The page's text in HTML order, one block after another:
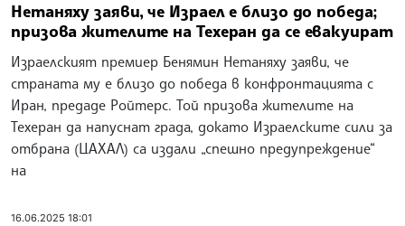
Нетаняху заяви, че Израел е близо до победа;
призова жителите на Техеран да се евакуират
Израелският премиер Бенямин Нетаняху заяви, че
страната му е близо до победа в конфронтацията с
Иран, предаде Ройтерс. Той призова жителите на
Техеран да напуснат града, докато Израелските сили за
отбрана (ЦАХАЛ) са издали „спешно предупреждение“
на
16.06.2025 18:01